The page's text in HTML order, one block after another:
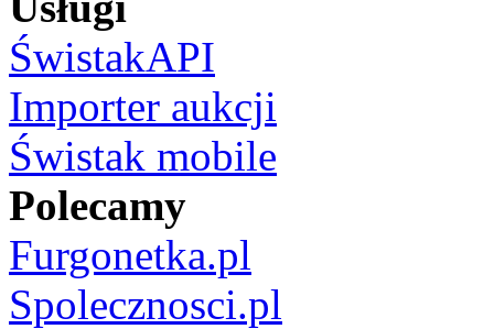
ŚwistakAPI
Importer aukcji
Świstak mobile
Polecamy
Furgonetka.pl
Spolecznosci.pl